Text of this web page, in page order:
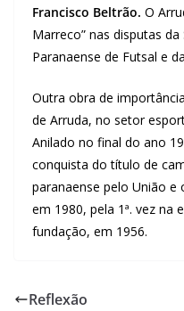
Francisco Beltrão. O
Marreco” nas disputas
Paranaense de Futsal e
Outra obra de
de Arruda, no setor
Anilado no final do ano
conquista do título de
paranaense pelo União e
em 1980, pela 1ª. vez na
fundação, em 1956.
Reflexão